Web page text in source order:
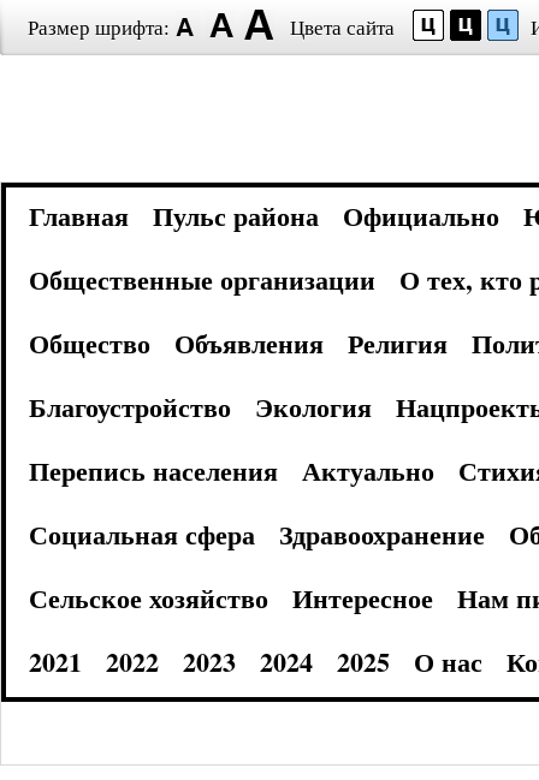
Размер шрифта: Цвета сайта
Главная Пульс района Официально
Общественные организации
О тех, кто
Общество
Объявления Религия
Благоустройство
Экология
Перепись населения
Актуально
Социальная сфера
Здравоохранение
Сельское хозяйство
Интересное
Нам
2021
2022 2023 2024 2025 О нас